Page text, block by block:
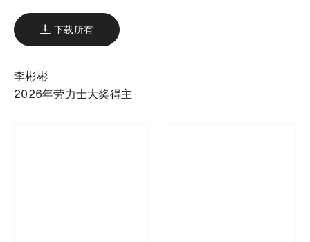
下载所有
李彬彬
2026年劳力士大奖得主